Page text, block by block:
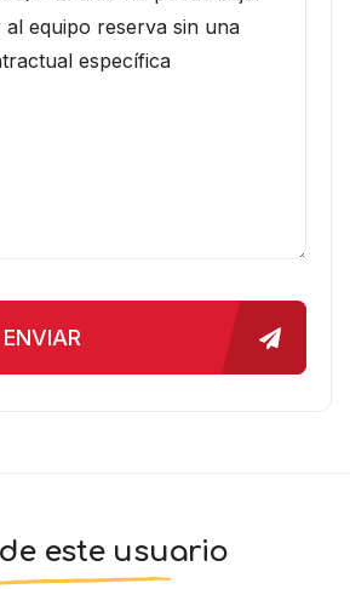
ENVIAR
este usuario